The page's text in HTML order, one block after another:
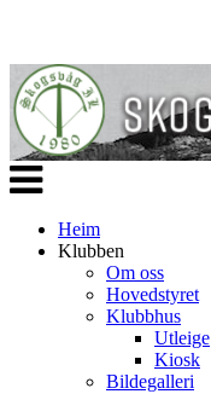
Veksle
navigasjon
Heim
Klubben
Om oss
Hovedstyret
Klubbhus
Utleige
Kiosk
Bildegalleri